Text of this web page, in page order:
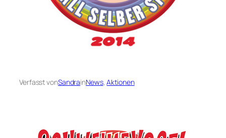
Verfasst vonSandrainNews, Aktionen